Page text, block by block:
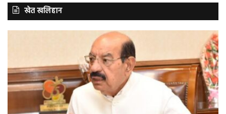
खेत खलिहान